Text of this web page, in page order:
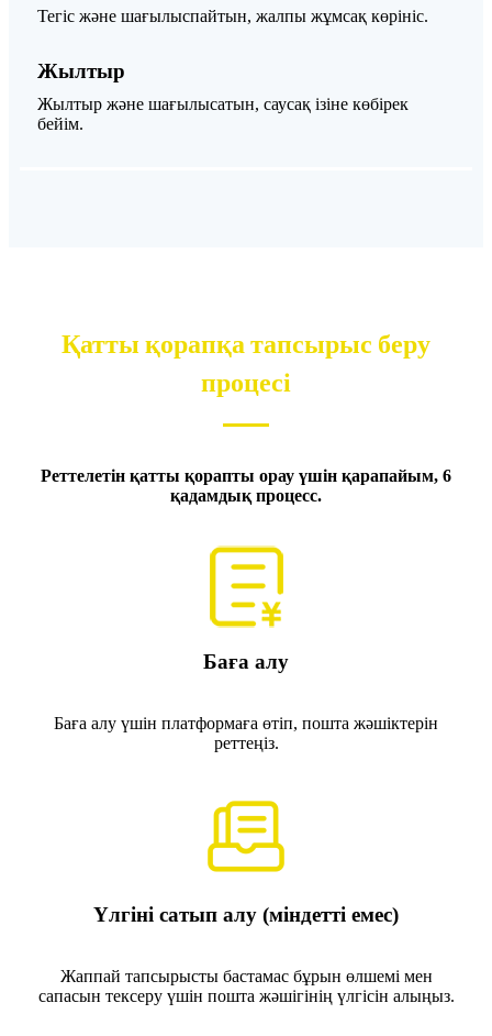
Тегіс және шағылыспайтын, жалпы жұмсақ көрініс.
Жылтыр
Жылтыр және шағылысатын, саусақ ізіне көбірек
бейім.
Қатты қорапқа тапсырыс беру
процесі
Реттелетін қатты қорапты орау үшін қарапайым, 6
қадамдық процесс.
Баға алу
Баға алу үшін платформаға өтіп, пошта жәшіктерін
реттеңіз.
Үлгіні сатып алу (міндетті емес)
Жаппай тапсырысты бастамас бұрын өлшемі мен
сапасын тексеру үшін пошта жәшігінің үлгісін алыңыз.